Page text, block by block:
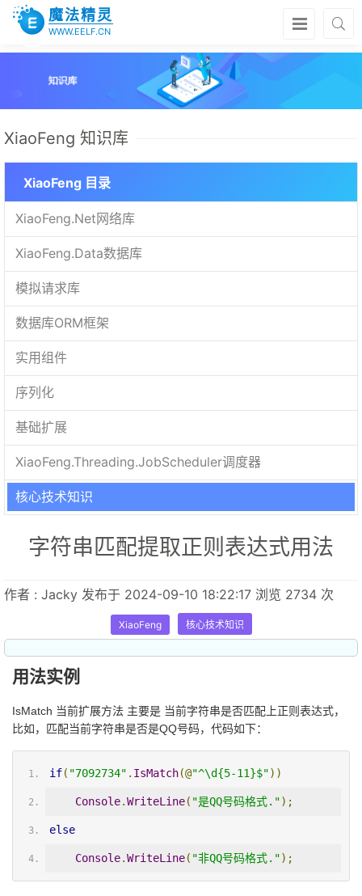
魔法精灵
WWW.EELF.CN
XiaoFeng 知识库
XiaoFeng 目录
XiaoFeng.Net网络库
XiaoFeng.Data数据库
模拟请求库
数据库ORM框架
实用组件
序列化
基础扩展
XiaoFeng.Threading.JobScheduler调度器
核心技术知识
字符串匹配提取正则表达式用法
作者 : Jacky 发布于 2024-09-10 18:22:17 浏览 2734 次
XiaoFeng 核心技术知识
用法实例
IsMatch 当前扩展方法 主要是 当前字符串是否匹配上正则表达式，
比如，匹配当前字符串是否是QQ号码，代码如下：
if( "7092734" . IsMatch(@"^\d{5-11}$"))
Console.WriteLine( "是QQ号码格式.");
else
Console.WriteLine( "非QQ号码格式.");